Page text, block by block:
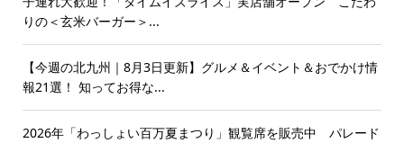
りの＜玄米バーガー＞...
【今週の北九州｜8月3日更新】グルメ＆イベント＆おでかけ情
報21選！ 知ってお得な...
2026年「わっしょい百万夏まつり」観覧席を販売中 パレード